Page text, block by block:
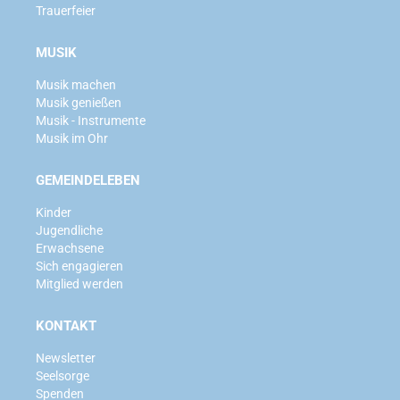
Trauerfeier
MUSIK
Musik machen
Musik genießen
Musik - Instrumente
Musik im Ohr
GEMEINDELEBEN
Kinder
Jugendliche
Erwachsene
Sich engagieren
Mitglied werden
KONTAKT
Newsletter
Seelsorge
Spenden